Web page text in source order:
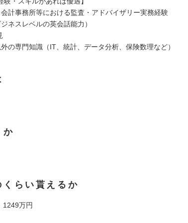
計事務所等における監査・アドバイザリー実務経験
ネスレベルの英会話能力）
の専門知識（IT、統計、データ分析、保険数理など）
か
くらい貰えるか
1249万円